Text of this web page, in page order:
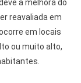
à melhora do
reavaliada em
em locais
ou muito alto,